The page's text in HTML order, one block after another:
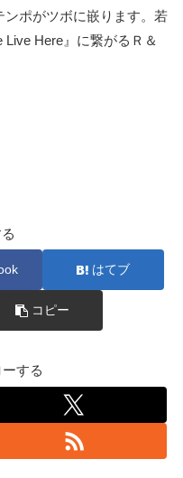
ポがツボに嵌ります。若
Here』に繋がるＲ＆
はてブ
コピー
する